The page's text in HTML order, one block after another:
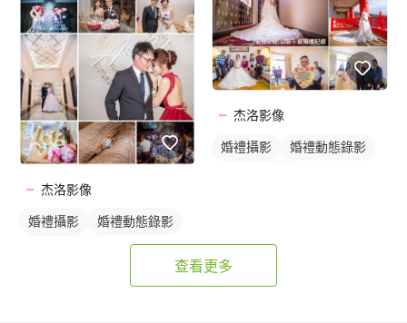
杰洛影像
婚禮攝影
婚禮動態錄影
杰洛影像
婚禮攝影
婚禮動態錄影
查看更多